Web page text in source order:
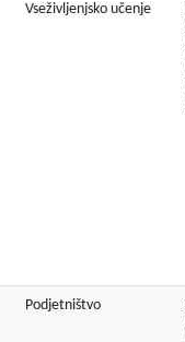
Vseživljenjsko učenje
Podjetništvo